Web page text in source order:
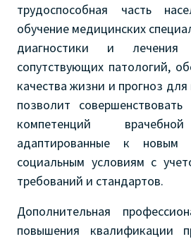
трудоспособная часть
обучение медицинских
диагностики и
сопутствующих патологий,
качества жизни и прогноз
позволит
компетенций
адаптированные к новым
социальным условиям с
требований и стандартов.
Дополнительная
повышения квалификации